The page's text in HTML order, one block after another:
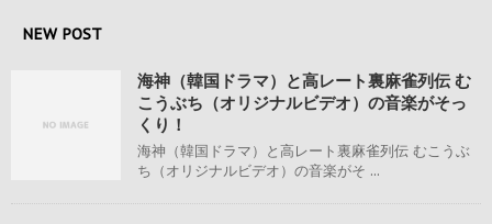
NEW POST
海神（韓国ドラマ）と高レート裏麻雀列伝 む
こうぶち（オリジナルビデオ）の音楽がそっ
くり！
海神（韓国ドラマ）と高レート裏麻雀列伝 むこうぶ
ち（オリジナルビデオ）の音楽がそ ...